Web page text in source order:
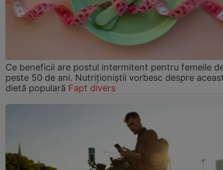
Ce beneficii are postul intermitent pentru femeile
peste 50 de ani. Nutriționiștii vorbesc despre
dietă populară Fapt divers